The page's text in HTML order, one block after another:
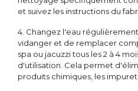
et suivez les instructions du
4. Changez l'eau
vidanger et de remplacer
spa ou jacuzzi tous les 2 à 4
d'utilisation. Cela permet
produits chimiques, les